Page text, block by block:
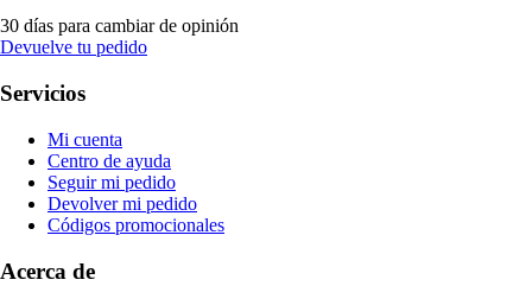
30 días para cambiar de opinión
Devuelve tu pedido
Servicios
Mi cuenta
Centro de ayuda
Seguir mi pedido
Devolver mi pedido
Códigos promocionales
Acerca de